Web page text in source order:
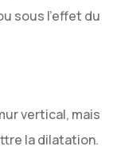
sous l’effet du
vertical, mais
la dilatation.